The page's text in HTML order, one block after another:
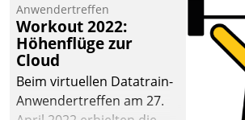
Mammutprojekte
meistern und Workloads
wuppen – bei zunehmend
anspruchsvollen
Aufgaben und
abnehmendem
Anwendertreffen
Workout 2022:
Höhenflüge zur
Cloud
Beim virtuellen Datatrain-
Anwendertreffen am 27.